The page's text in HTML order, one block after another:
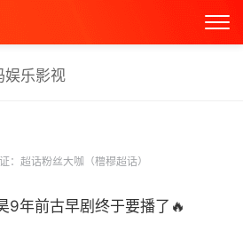
娱乐影视
：超话粉丝大咖（橹穆超话）
9年前古早剧终于要播了🔥